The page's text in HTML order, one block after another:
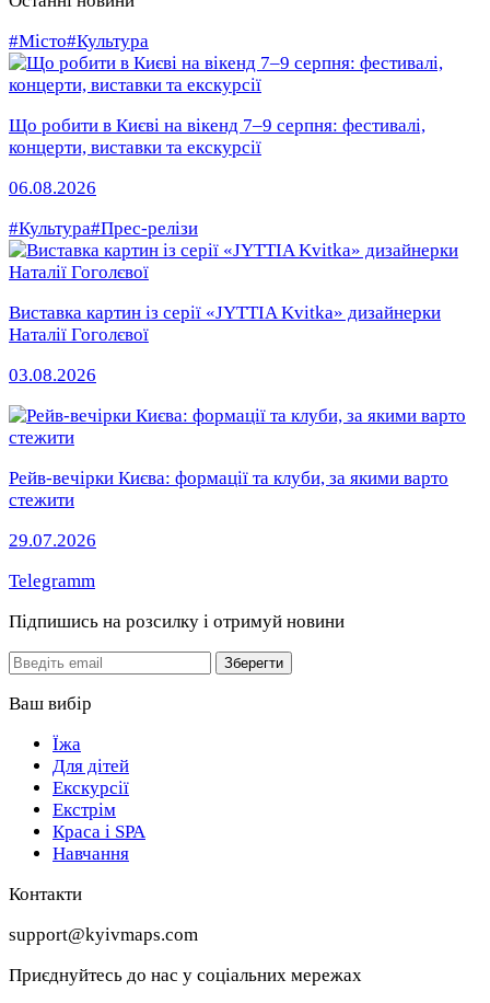
#Місто#Культура
Що робити в Києві на вікенд 7–9 серпня: фестивалі,
концерти, виставки та екскурсії
06.08.2026
#Культура#Прес-релізи
Виставка картин із серії «JYTTIA Kvitka» дизайнерки
Наталії Гоголєвої
03.08.2026
Рейв-вечірки Києва: формації та клуби, за якими варто
стежити
29.07.2026
Telegramm
Підпишись на розсилку і отримуй новини
Email
Зберегти
Ваш вибір
Їжа
Для дітей
Екскурсії
Екстрім
Краса і SPA
Навчання
Контакти
support@kyivmaps.com
Приєднуйтесь до нас у соціальних мережах